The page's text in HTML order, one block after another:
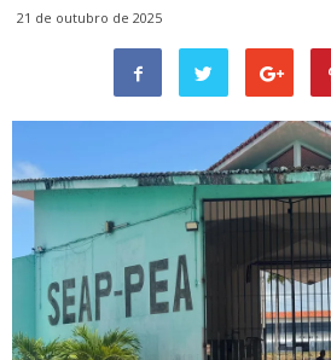
21 de outubro de 2025